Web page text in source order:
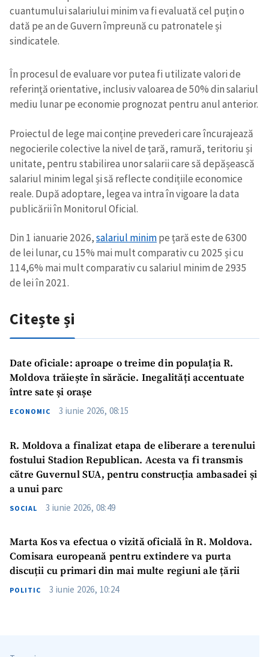
cuantumului salariului minim va fi evaluată cel puțin o
dată pe an de Guvern împreună cu patronatele și
sindicatele.
În procesul de evaluare vor putea fi utilizate valori de
referință orientative, inclusiv valoarea de 50% din salariul
mediu lunar pe economie prognozat pentru anul anterior.
Proiectul de lege mai conține prevederi care încurajează
negocierile colective la nivel de țară, ramură, teritoriu și
unitate, pentru stabilirea unor salarii care să depășească
salariul minim legal și să reflecte condițiile economice
reale. După adoptare, legea va intra în vigoare la data
publicării în Monitorul Oficial.
Din 1 ianuarie 2026,salariul minimpe țară este de 6300
de lei lunar, cu 15% mai mult comparativ cu 2025 și cu
114,6% mai mult comparativ cu salariul minim de 2935
de lei în 2021.
Citește și
Date oficiale: aproape o treime din populația R.
Moldova trăiește în sărăcie. Inegalități accentuate
între sate și orașe
ECONOMIC 3 iunie 2026, 08:15
R. Moldova a finalizat etapa de eliberare a terenului
fostului Stadion Republican. Acesta va fi transmis
către Guvernul SUA, pentru construcția ambasadei și
a unui parc
SOCIAL 3 iunie 2026, 08:49
Marta Kos va efectua o vizită oficială în R. Moldova.
Comisara europeană pentru extindere va purta
discuții cu primari din mai multe regiuni ale țării
POLITIC 3 iunie 2026, 10:24